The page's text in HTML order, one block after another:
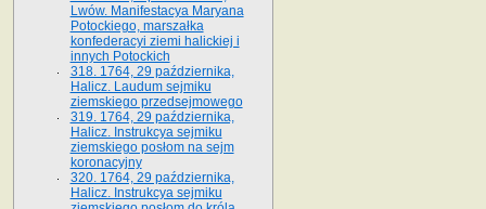
Lwów. Manifestacya Maryana
Potockiego, marszałka
konfederacyi ziemi halickiej i
innych Potockich
318. 1764, 29 października,
Halicz. Laudum sejmiku
ziemskiego przedsejmowego
319. 1764, 29 października,
Halicz. Instrukcya sejmiku
ziemskiego posłom na sejm
koronacyjny
320. 1764, 29 października,
Halicz. Instrukcya sejmiku